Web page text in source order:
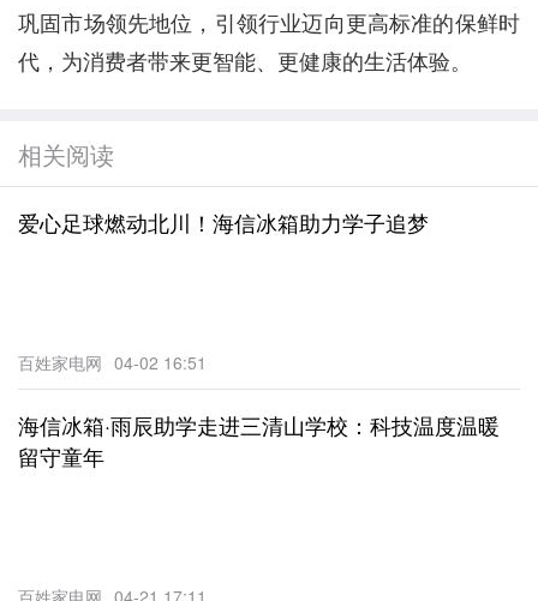
巩固市场领先地位，引领行业迈向更高标准的保鲜时
代，为消费者带来更智能、更健康的生活体验。
相关阅读
爱心足球燃动北川！海信冰箱助力学子追梦
百姓家电网 04-02 16:51
海信冰箱·雨辰助学走进三清山学校：科技温度温暖
留守童年
百姓家电网 04-21 17:11